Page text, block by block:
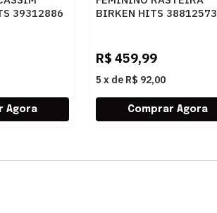
39312886
BIRKEN HITS 38812573
R$ 459,99
5 x de R$ 92,00